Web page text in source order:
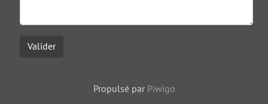
Valider
Propulsé par Piwigo